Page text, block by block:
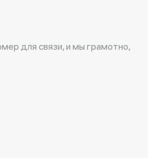
для связи, и мы грамотно,